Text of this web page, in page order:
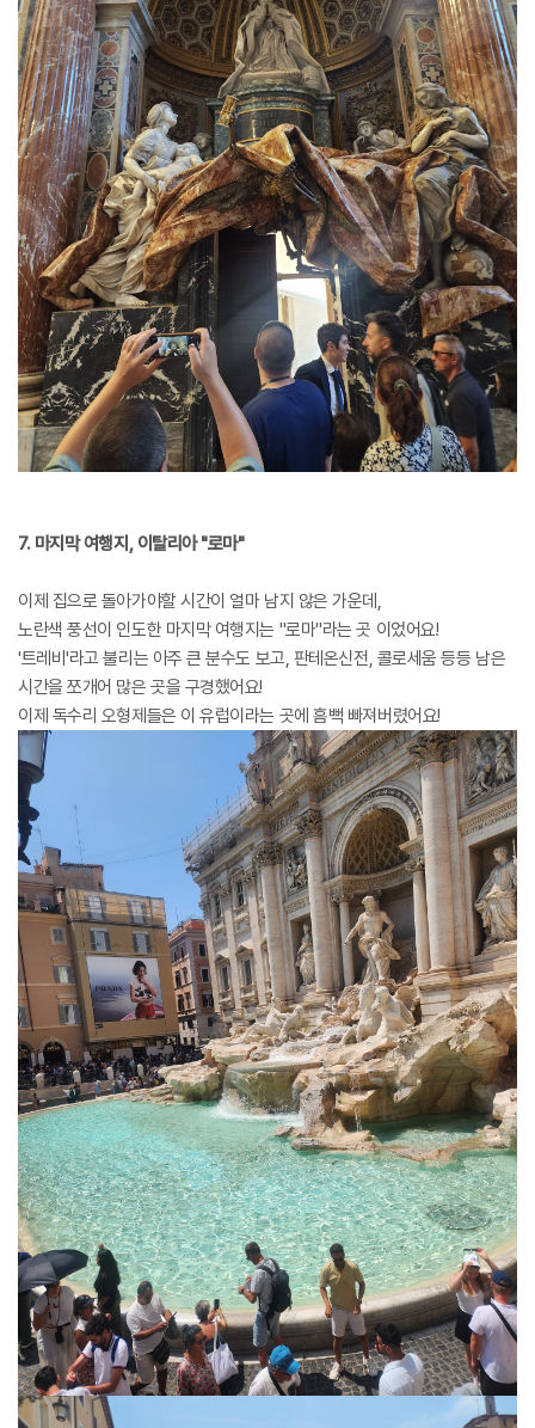
7. 마지막 여행지, 이탈리아 "로마"
이제 집으로 돌아가야할 시간이 얼마 남지 않은 가운데,
노란색 풍선이 인도한 마지막 여행지는 "로마"라는 곳 이었어요!
'트레비'라고 불리는 아주 큰 분수도 보고, 판테온신전, 콜로세움 등등 남은
시간을 쪼개어 많은 곳을 구경했어요!
이제 독수리 오형제들은 이 유럽이라는 곳에 흠뻑 빠져버렸어요!